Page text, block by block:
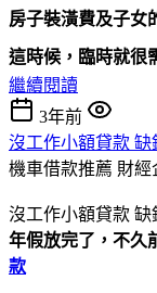
房子裝潢費及子
這時候，臨時就很
繼續閱讀
3年前
沒工作小額貸款
機車借款推薦 財經
沒工作小額貸款
年假放完了，不久
款